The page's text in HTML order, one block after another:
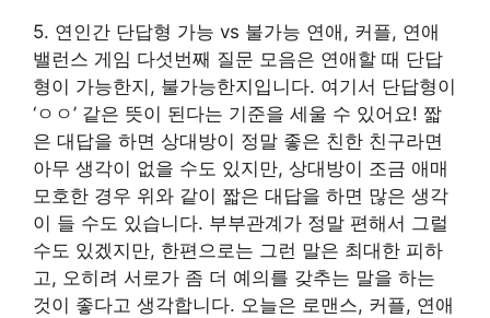
5. 연인간 단답형 가능 vs 불가능 연애, 커플, 연애
밸런스 게임 다섯번째 질문 모음은 연애할 때 단답
형이 가능한지, 불가능한지입니다. 여기서 단답형이
‘ㅇㅇ’ 같은 뜻이 된다는 기준을 세울 수 있어요! 짧
은 대답을 하면 상대방이 정말 좋은 친한 친구라면
아무 생각이 없을 수도 있지만, 상대방이 조금 애매
모호한 경우 위와 같이 짧은 대답을 하면 많은 생각
이 들 수도 있습니다. 부부관계가 정말 편해서 그럴
수도 있겠지만, 한편으로는 그런 말은 최대한 피하
고, 오히려 서로가 좀 더 예의를 갖추는 말을 하는
것이 좋다고 생각합니다. 오늘은 로맨스, 커플, 연애